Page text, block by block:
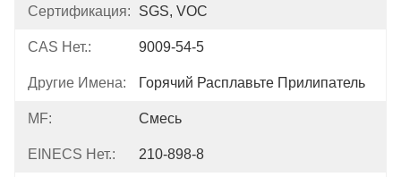
Сертификация: SGS, VOC
CAS Нет.: 9009-54-5
Другие Имена: Горячий Расплавьте Прилипатель
MF: Смесь
EINECS Нет.: 210-898-8